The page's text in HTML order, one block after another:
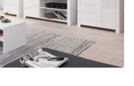
odolnost proti
z něj činí ideální
tvarů, což